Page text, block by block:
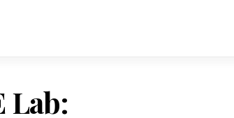
Lab: